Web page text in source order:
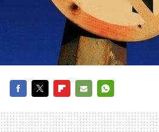
MAIL